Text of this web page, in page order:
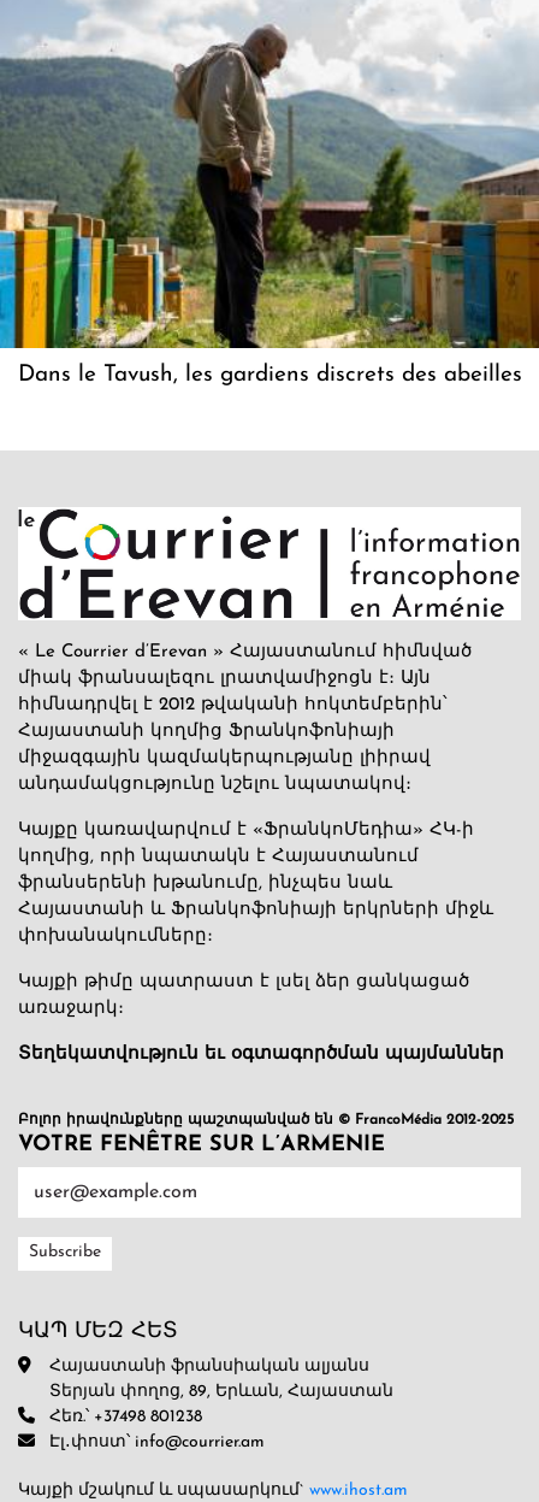
Dans le Tavush, les gardiens discrets des abeilles
« Le Courrier d’Erevan » Հայաստանում հիմնված
միակ ֆրանսալեզու լրատվամիջոցն է։ Այն
հիմնադրվել է 2012 թվականի հոկտեմբերին՝
Հայաստանի կողմից Ֆրանկոֆոնիայի
միջազգային կազմակերպությանը լիիրավ
անդամակցությունը նշելու նպատակով։
Կայքը կառավարվում է «ՖրանկոՄեդիա» ՀԿ-ի
կողմից, որի նպատակն է Հայաստանում
ֆրանսերենի խթանումը, ինչպես նաև
Հայաստանի և Ֆրանկոֆոնիայի երկրների միջև
փոխանակումները։
Կայքի թիմը պատրաստ է լսել ձեր ցանկացած
առաջարկ։
Տեղեկատվություն եւ օգտագործման պայմաններ
Բոլոր իրավունքները պաշտպանված են © FrancoMédia 2012-2025
VOTRE FENÊTRE SUR L’ARMENIE
ԿԱՊ ՄԵԶ ՀԵՏ
Հայաստանի ֆրանսիական ալյանս
Տերյան փողոց, 89, Երևան, Հայաստան
Հեռ.՝ +37498 801238
Էլ․փոստ՝ info@courrier.am
Կայքի մշակում և սպասարկում` www.ihost.am